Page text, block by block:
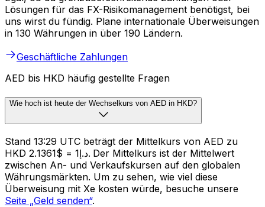
Lösungen für das FX-Risikomanagement benötigst, bei
uns wirst du fündig. Plane internationale Überweisungen
in 130 Währungen in über 190 Ländern.
Geschäftliche Zahlungen
AED bis HKD häufig gestellte Fragen
Wie hoch ist heute der Wechselkurs von AED in HKD?
Stand 13:29 UTC beträgt der Mittelkurs von AED zu
HKD د.إ1 = $2.1361. Der Mittelkurs ist der Mittelwert
zwischen An- und Verkaufskursen auf den globalen
Währungsmärkten. Um zu sehen, wie viel diese
Überweisung mit Xe kosten würde, besuche unsere
Seite „Geld senden“.